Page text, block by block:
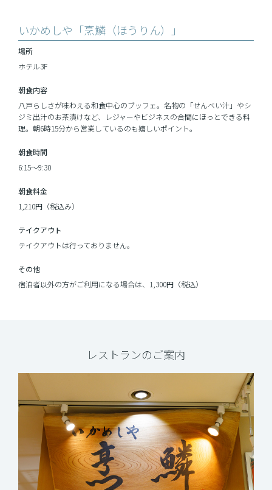
いかめしや「烹鱗（ほうりん）」
場所
ホテル3F
朝食内容
八戸らしさが味わえる和食中心のブッフェ。名物の「せんべい汁」やシ
ジミ出汁のお茶漬けなど、レジャーやビジネスの合間にほっとできる料
理。朝6時15分から営業しているのも嬉しいポイント。
朝食時間
6:15～9:30
朝食料金
1,210円（税込み）
テイクアウト
テイクアウトは行っておりません。
その他
宿泊者以外の方がご利用になる場合は、1,300円（税込）
レストランのご案内